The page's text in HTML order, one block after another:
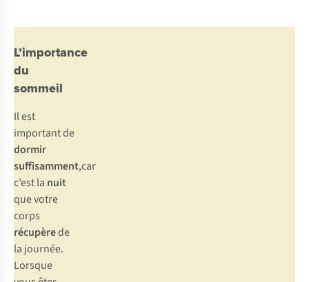
L’importance
du
sommeil
Il est
important de
dormir
suffisamment,car
c’est la nuit
que votre
corps
récupèrede
la journée.
Lorsque